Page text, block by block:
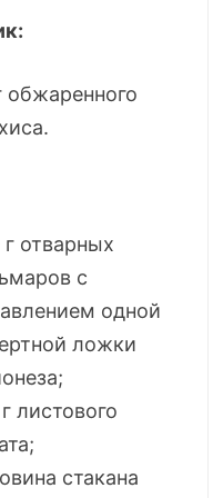
обжаренного
отварных
с
одной
ложки
листового
стакана